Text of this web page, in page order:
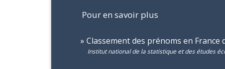
Pour en savoir plus
Classement des prénoms en France
Institut national de la statistique et des études